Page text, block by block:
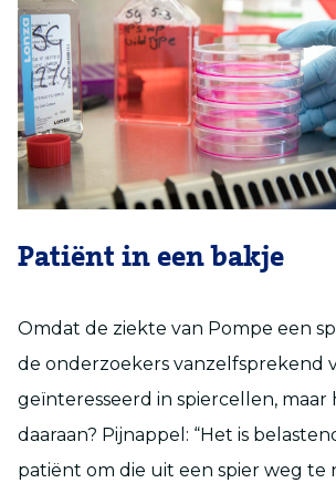
Patiënt in een bakje
Omdat de ziekte van Pompe een
de onderzoekers vanzelfsprekend
geïnteresseerd in spiercellen, maar
daaraan? Pijnappel: “Het is
patiënt om die uit een spier weg te